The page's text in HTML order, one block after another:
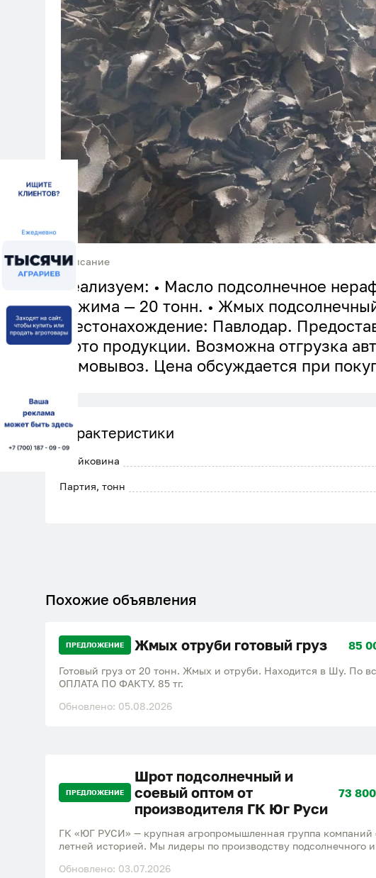
Описание
Реализуем: • Масло подсолнечное
отжима — 20 тонн. • Жмых
Местонахождение: Павлодар.
фото продукции. Возможна отгрузка
самовывоз. Цена обсуждается при
Характеристики
Клейковина
Партия, тонн
Похожие объявления
ПРЕДЛОЖЕНИЕ Жмых отруби готовый груз
Готовый груз от 20 тонн. Жмых и отруби. Находится в Шу. По
ОПЛАТА ПО ФАКТУ. 85 тг.
Обновлено: 05.08.2026
ПРЕДЛОЖЕНИЕ
Шрот подсолнечный и
соевый оптом от
производителя ГК Юг Руси
ГК «ЮГ РУСИ» — крупная агропромышленная группа компаний
летней историей. Мы лидеры по производству подсолнечного
повторных закупок — 93,7%. Предлагаем оптовые поставки
Обновлено: 03.07.2026